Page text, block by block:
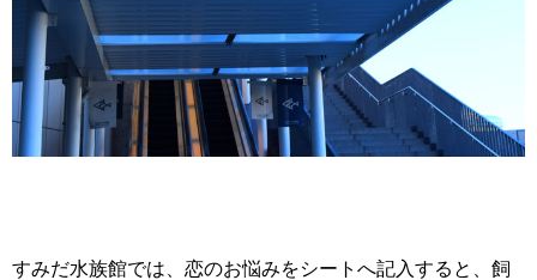
すみだ水族館では、恋のお悩みをシートへ記入すると、飼